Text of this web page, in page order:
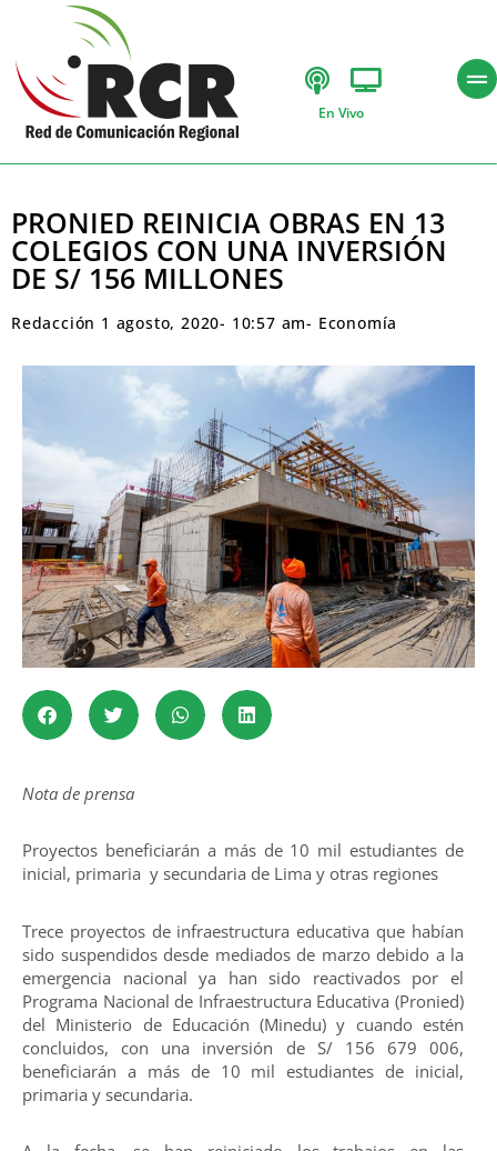
En Vivo
PRONIED REINICIA OBRAS EN 13
COLEGIOS CON UNA INVERSIÓN
DE S/ 156 MILLONES
Redacción 1 agosto, 2020- 10:57 am- Economía
Nota de prensa
Proyectos beneficiarán a más de 10 mil estudiantes de
inicial, primaria y secundaria de Lima y otras regiones
Trece proyectos de infraestructura educativa que habían
sido suspendidos desde mediados de marzo debido a la
emergencia nacional ya han sido reactivados por el
Programa Nacional de Infraestructura Educativa (Pronied)
del Ministerio de Educación (Minedu) y cuando estén
concluidos, con una inversión de S/ 156 679 006,
beneficiarán a más de 10 mil estudiantes de inicial,
primaria y secundaria.